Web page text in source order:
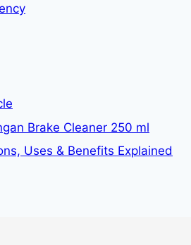
Brake Cleaner 250 ml
Uses & Benefits Explained